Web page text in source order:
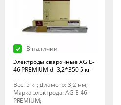
В наличии
Электроды сварочные AG E-
46 PREMIUM d=3,2*350 5 кг
Вес: 5 кг; Диаметр: 3,2 мм;
Марка электрода: AG E-46
PREMIUM;